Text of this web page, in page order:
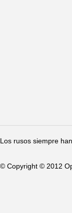
Los rusos siempre
© Copyright © 2012